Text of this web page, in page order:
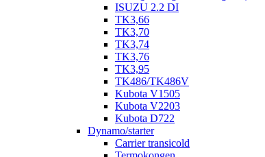
ISUZU 2.2 DI
TK3,66
TK3,70
TK3,74
TK3,76
TK3,95
TK486/TK486V
Kubota V1505
Kubota V2203
Kubota D722
Dynamo/starter
Carrier transicold